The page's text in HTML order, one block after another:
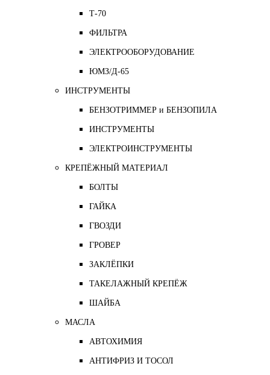
Т-70
ФИЛЬТРА
ЭЛЕКТРООБОРУДОВАНИЕ
ЮМЗ/Д-65
ИНСТРУМЕНТЫ
БЕНЗОТРИММЕР и БЕНЗОПИЛА
ИНСТРУМЕНТЫ
ЭЛЕКТРОИНСТРУМЕНТЫ
КРЕПЁЖНЫЙ МАТЕРИАЛ
БОЛТЫ
ГАЙКА
ГВОЗДИ
ГРОВЕР
ЗАКЛЁПКИ
ТАКЕЛАЖНЫЙ КРЕПЁЖ
ШАЙБА
МАСЛА
АВТОХИМИЯ
АНТИФРИЗ И ТОСОЛ